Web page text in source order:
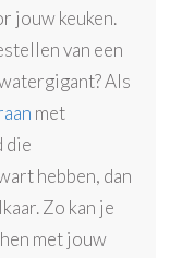
jouw keuken.
van een
Als
met
die
hebben, dan
Zo kan je
met jouw